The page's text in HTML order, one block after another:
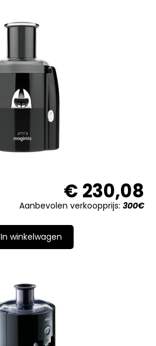
€ 230,08
Aanbevolen verkoopprijs: 300€
In winkelwagen